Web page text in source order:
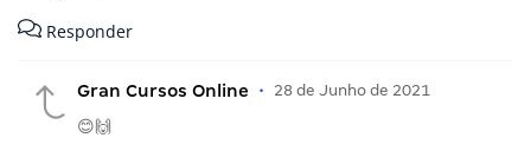
Responder
Gran Cursos Online • 28 de Junho de 2021
😊🙌